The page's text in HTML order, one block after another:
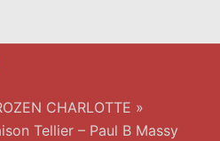
CHARLOTTE »
Tellier – Paul B Massy